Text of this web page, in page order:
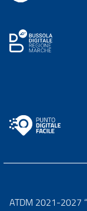
ATDM 2021-2027